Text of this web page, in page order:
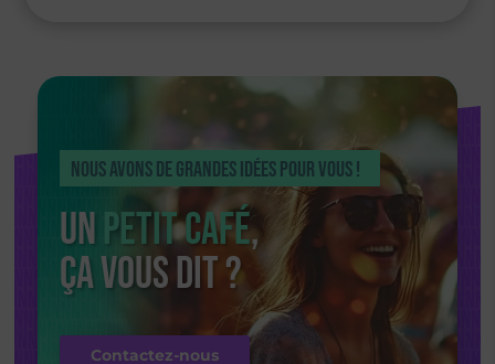
Nous avons de grandes idées pour vous !
Un petit café,
ça vous dit ?
Contactez-nous